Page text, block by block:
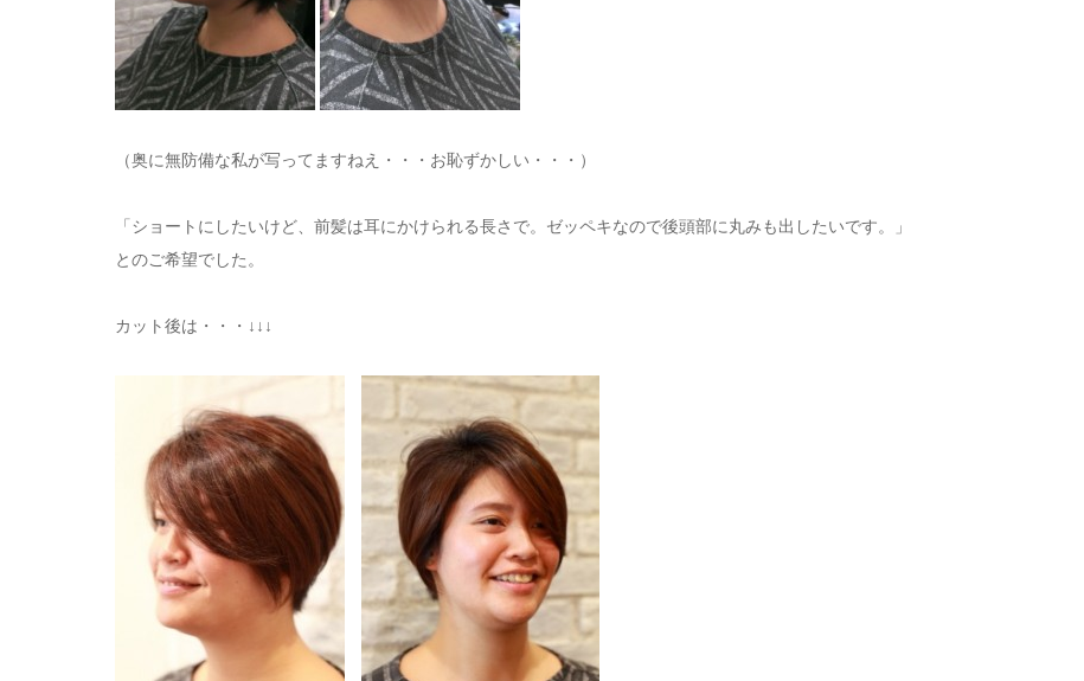
（奥に無防備な私が写ってますねえ・・・お恥ずかしい・・・）
「ショートにしたいけど、前髪は耳にかけられる長さで。ゼッペキなので後頭部に丸みも出したいです。」
とのご希望でした。
カット後は・・・↓↓↓